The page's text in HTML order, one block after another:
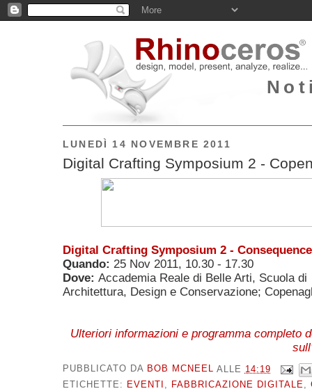
LUNEDÌ 14 NOVEMBRE 2011
Digital Crafting Symposium 2 -
Digital Crafting Symposium 2 -
Quando: 25 Nov 2011, 10.30 - 17.30
Dove: Accademia Reale di Belle Arti, Scuola di
Architettura, Design e Conservazione;
Ulteriori informazioni e programma completo
PUBBLICATO DA BOB MCNEEL ALLE 14:19
ETICHETTE:
EVENTI , FABBRICAZIONE DIGITALE,